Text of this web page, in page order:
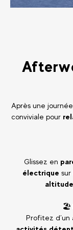
Après une
conviviale pour
Glissez en
électrique
altitude
🏖️
Profitez d’un